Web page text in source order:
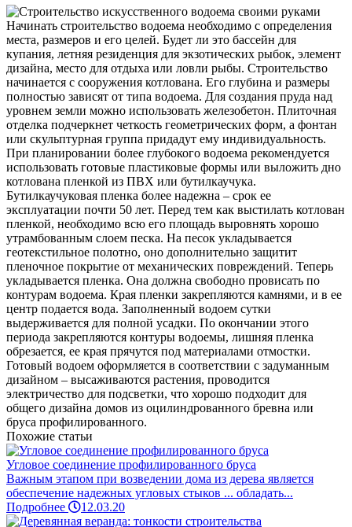
Начинать строительство водоема необходимо с определения
места, размеров и его целей. Будет ли это бассейн для
купания, летняя резиденция для экзотических рыбок, элемент
дизайна, место для отдыха или ловли рыбы. Строительство
начинается с сооружения котлована. Его глубина и размеры
полностью зависят от типа водоема. Для создания пруда над
уровнем земли можно использовать железобетон. Плиточная
отделка подчеркнет четкость геометрических форм, а фонтан
или скульптурная группа придадут ему индивидуальность.
При планировании более глубокого водоема рекомендуется
использовать готовые пластиковые формы или выложить дно
котлована пленкой из ПВХ или бутилкаучука.
Бутилкаучуковая пленка более надежна – срок ее
эксплуатации почти 50 лет. Перед тем как выстилать котлован
пленкой, необходимо всю его площадь выровнять хорошо
утрамбованным слоем песка. На песок укладывается
геотекстильное полотно, оно дополнительно защитит
пленочное покрытие от механических повреждений. Теперь
укладывается пленка. Она должна свободно провисать по
контурам водоема. Края пленки закрепляются камнями, и в ее
центр подается вода. Заполненный водоем сутки
выдерживается для полной усадки. По окончании этого
периода закрепляются контуры водоемы, лишняя пленка
обрезается, ее края прячутся под материалами отмостки.
Готовый водоем оформляется в соответствии с задуманным
дизайном – высаживаются растения, проводится
электричество для подсветки, что хорошо подходит для
общего дизайна домов из оцилиндрованного бревна или
бруса профилированного.
Похожие статьи
Угловое соединение профилированного бруса
Важным этапом при возведении дома из дерева является
обеспечение надежных угловых стыков ... обладать...
Подробнее
12.03.20